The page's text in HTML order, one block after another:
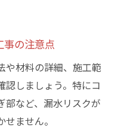
事の注意点
や材料の詳細、施工範
認しましょう。特にコ
部など、漏水リスクが
ません。